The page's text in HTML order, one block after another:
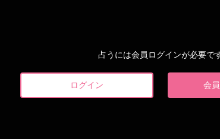
占うには会員ログインが必要で
ログイン 会